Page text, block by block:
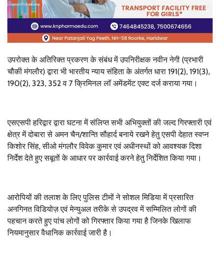
उपरोक्त के अतिरिक्त प्रकरण के संबंध में उपनिरीक्षक नवीन नेगी (प्रभारी
चौकी मंगलौर) द्वारा भी भारतीय न्याय संहिता के अंतर्गत धारा 191(2), 191(3),
190(2), 323, 352 व 7 क्रिमिनल लॉ अमेंडमेंट एक्ट दर्ज कराया गया।
एसएसपी हरिद्वार द्वारा घटना में संलिप्त सभी अभियुक्तों की जल्द गिरफ्तारी एवं
क्षेत्र में दोबारा से अमन चैन/शान्ति सौहार्द बनाये रखने हेतु एसपी देहात स्वप्न
किशोर सिंह, सीओ मंगलौर विवेक कुमार एवं अधीनस्थों को आवश्यक दिशा
निर्देश देते हुए सबूतों के आधार पर कार्रवाई करने हेतु निर्देशित किया गया।
आरोपियों की तलाश के लिए पुलिस टीमों ने सोशल मिडिया में प्रसारित
अनगिनत विडियोज़ एवं मेन्युअल तरीके से उपद्रव में सम्मिलित लोगों की
पहचान करते हुए पांच लोगों को गिरफ्तार किया गया है जिनके खिलाफ
नियमानुसार वैधानिक कार्रवाई जारी है।